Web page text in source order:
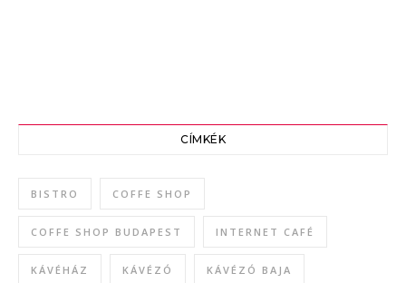
CÍMKÉK
BISTRO COFFE SHOP
COFFE SHOP BUDAPEST INTERNET CAFÉ
KÁVÉHÁZ KÁVÉZÓ KÁVÉZÓ BAJA